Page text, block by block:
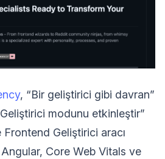
, “Bir geliştirici gibi davran”
modunu etkinleştir”
Geliştirici aracı
Core Web Vitals ve